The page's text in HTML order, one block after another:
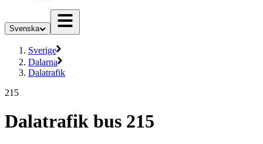
Svenska
Sverige
Dalarna
Dalatrafik
215
Dalatrafik bus 215